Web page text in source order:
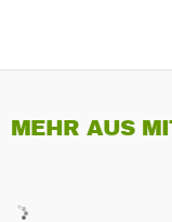
MEHR AUS